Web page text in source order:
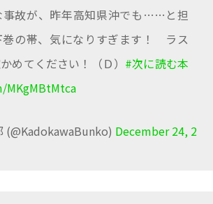
事故が、昨年高知県沖でも……と担
巻の帯、気になりすぎます！ ラス
めてください！（Ｄ） #次に読む本
(@KadokawaBunko) December 24, 2